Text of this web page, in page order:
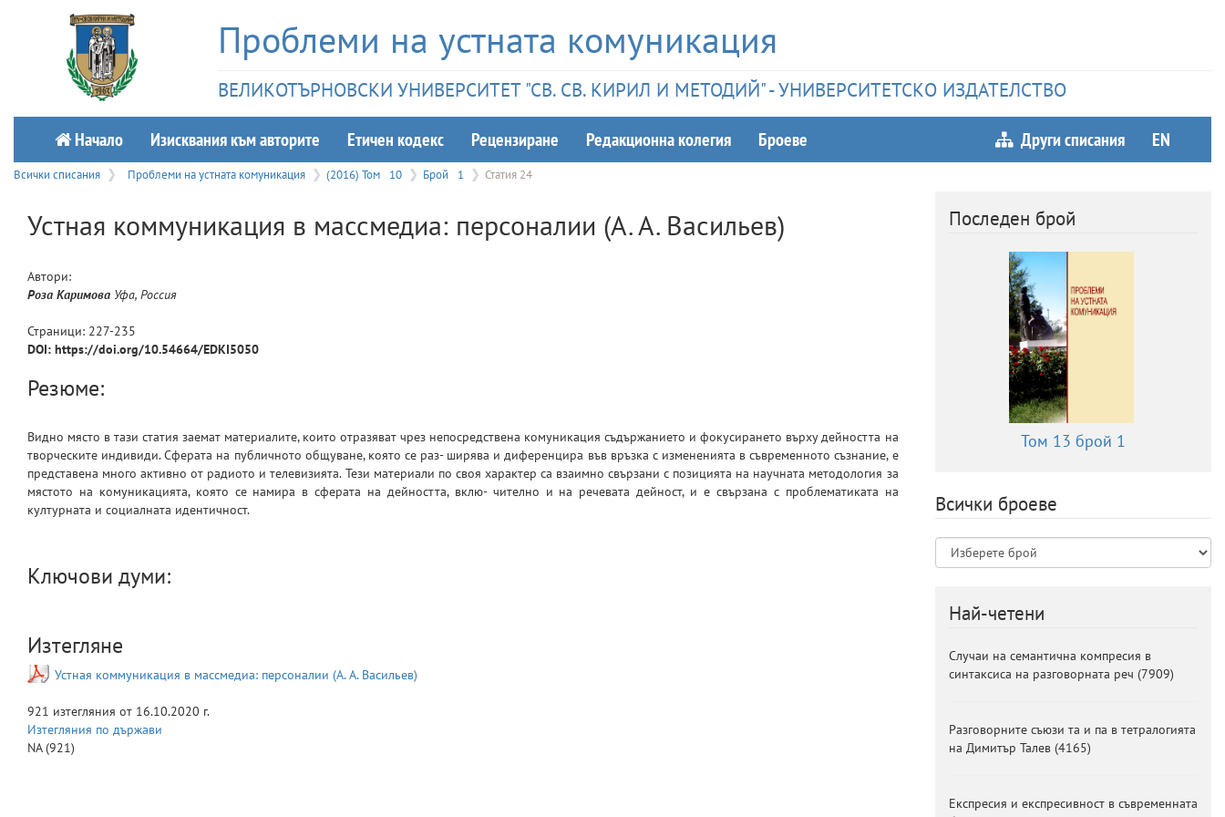
Проблеми на устната комуникация
ВЕЛИКОТЪРНОВСКИ УНИВЕРСИТЕТ "СВ. СВ. КИРИЛ И МЕТОДИЙ" - УНИВЕРСИТЕТСКО ИЗДАТЕЛСТВО
Начало Изисквания към авторите Етичeн кодекс Рецензиране Редакционна колегия Броеве Други списания EN
Всички списания Проблеми на устната комуникация (2016) Том 10 Брой 1 Статия 24
Устная коммуникация в массмедиа: персоналии (А. А. Васильев)
Автори:
Роза Каримова Уфа, Россия
Страници: 227-235
DOI: https://doi.org/10.54664/EDKI5050
Резюме:
Видно място в тази статия заемат материалите, които отразяват чрез непосредствена комуникация съдържанието и фокусирането върху дейността на
творческите индивиди. Сферата на публичното общуване, която се раз- ширява и диференцира във връзка с измененията в съвременното съзнание, е
представена много активно от радиото и телевизията. Тези материали по своя характер са взаимно свързани с позицията на научната методология за
мястото на комуникацията, която се намира в сферата на дейността, вклю- чително и на речевата дейност, и е свързана с проблематиката на
културната и социалната идентичност.
Ключови думи:
Изтегляне
Устная коммуникация в массмедиа: персоналии (А. А. Васильев)
921 изтегляния от 16.10.2020 г.
Изтегляния по държави
NA(921)
Последен брой
Том 13 брой 1
Всички броеве
Най-четени
Случаи на семантична компресия в
синтаксиса на разговорната реч (7909)
Разговорните съюзи та и па в тетралогията
на Димитър Талев(4165)
Експресия и експресивност в съвременната